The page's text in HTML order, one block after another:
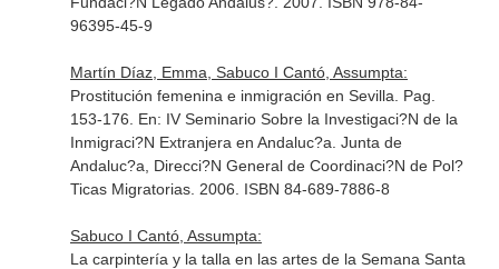
96395-45-9
Martín Díaz, Emma, Sabuco I Cantó, Assumpta:
Prostitución femenina e inmigración en Sevilla. Pag.
153-176. En: IV Seminario Sobre la Investigaci?N de la
Inmigraci?N Extranjera en Andaluc?a . Junta de
Andaluc?a, Direcci?N General de Coordinaci?N de Pol?
Ticas Migratorias. 2006. ISBN 84-689-7886-8
Sabuco I Cantó, Assumpta:
La carpintería y la talla en las artes de la Semana Santa